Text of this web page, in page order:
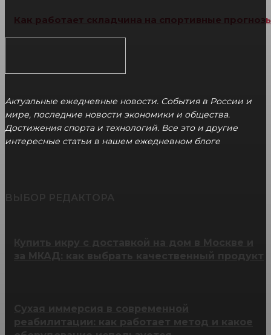
Как работает складчина на спортивные
Актуальные ежедневные новости. События в России и
мире, последние новости экономики и общества.
Достижения спорта и технологий. Все это и другие
интересные статьи в нашем ежедневном блоге
Сухая иммерсия в современной
реабилитации: как работает метод и какое